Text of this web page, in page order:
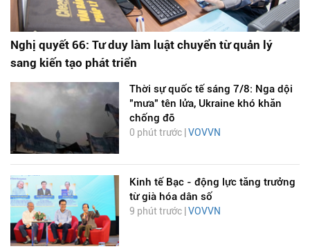
Nghị quyết 66: Tư duy làm luật chuyển từ quản lý
sang kiến tạo phát triển
Thời sự quốc tế sáng 7/8: Nga dội
"mưa" tên lửa, Ukraine khó khăn
chống đỡ
0 phút trước | VOVVN
Kinh tế Bạc - động lực tăng trưởng
từ già hóa dân số
9 phút trước | VOVVN